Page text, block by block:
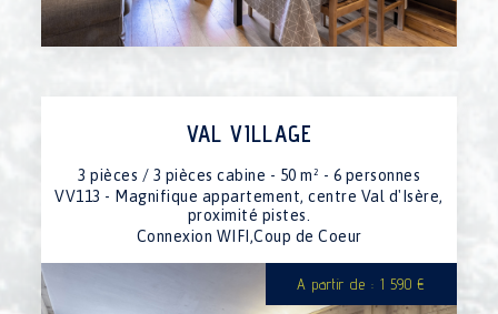
VAL VILLAGE
3 pièces / 3 pièces cabine - 50 m² - 6 personnes
VV113 - Magnifique appartement, centre Val d'Isère,
proximité pistes.
Connexion WIFI,Coup de Coeur
A partir de : 1 590 €